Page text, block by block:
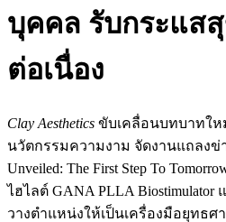
บุคคล รับกระแส
ต่อเนื่อง
Clay Aesthetics ขับเคลื่อนบทบาทใ
นวัตกรรมความงาม จัดงานแถลงข่
Unveiled: The First Step To
ไฮไลต์ GANA PLLA Biostimulator
วางตำแหน่งให้เป็นเครื่องมือยุทธ